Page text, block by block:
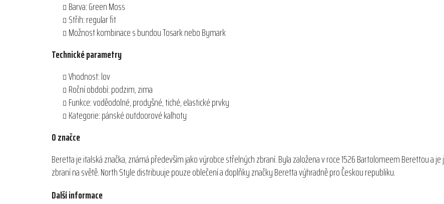
Barva: Green Moss
Střih: regular fit
Možnost kombinace s bundou Tosark nebo Bymark
Technické parametry
Vhodnost: lov
Roční období: podzim, zima
Funkce: voděodolné, prodyšné, tiché, elastické prvky
Kategorie: pánské outdoorové kalhoty
O značce
Beretta je italská značka, známá především jako výrobce střelných zbraní. Byla založena v roce 1526 Bartolomeem Berettou a
zbraní na světě. North Style distribuuje pouze oblečení a doplňky značky Beretta výhradně pro Českou republiku.
Další informace